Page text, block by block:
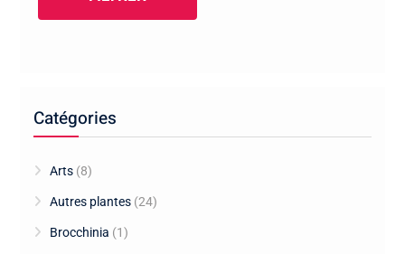
Catégories
Arts (8)
Autres plantes (24)
Brocchinia (1)